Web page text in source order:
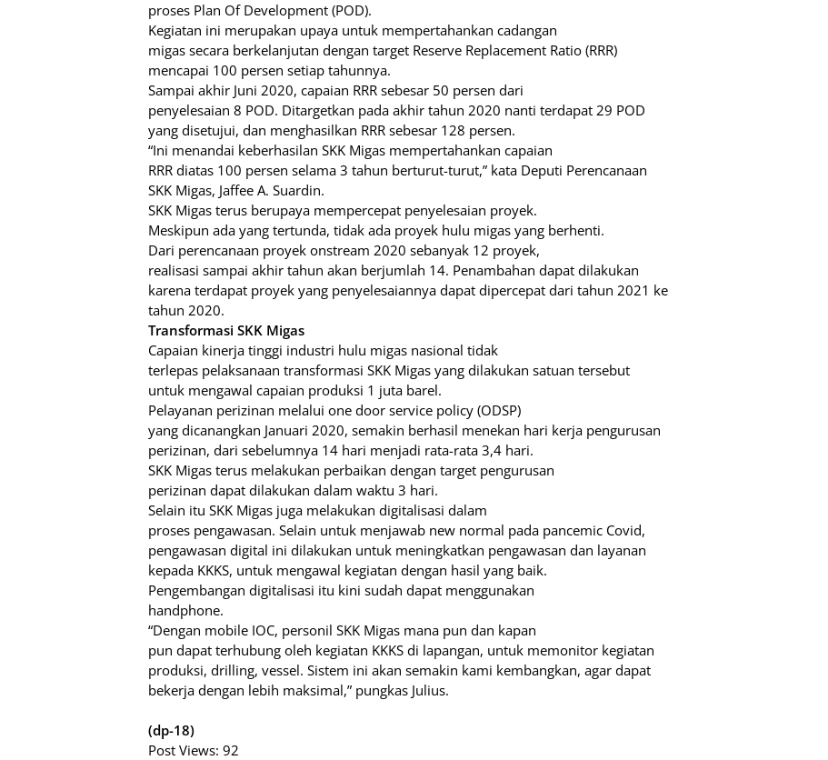
proses Plan Of Development (POD).
Kegiatan ini merupakan upaya untuk mempertahankan cadangan
migas secara berkelanjutan dengan target Reserve Replacement Ratio (RRR)
mencapai 100 persen setiap tahunnya.
Sampai akhir Juni 2020, capaian RRR sebesar 50 persen dari
penyelesaian 8 POD. Ditargetkan pada akhir tahun 2020 nanti terdapat 29 POD
yang disetujui, dan menghasilkan RRR sebesar 128 persen.
“Ini menandai keberhasilan SKK Migas mempertahankan capaian
RRR diatas 100 persen selama 3 tahun berturut-turut,” kata Deputi Perencanaan
SKK Migas, Jaffee A. Suardin.
SKK Migas terus berupaya mempercepat penyelesaian proyek.
Meskipun ada yang tertunda, tidak ada proyek hulu migas yang berhenti.
Dari perencanaan proyek onstream 2020 sebanyak 12 proyek,
realisasi sampai akhir tahun akan berjumlah 14. Penambahan dapat dilakukan
karena terdapat proyek yang penyelesaiannya dapat dipercepat dari tahun 2021 ke
tahun 2020.
Transformasi SKK Migas
Capaian kinerja tinggi industri hulu migas nasional tidak
terlepas pelaksanaan transformasi SKK Migas yang dilakukan satuan tersebut
untuk mengawal capaian produksi 1 juta barel.
Pelayanan perizinan melalui one door service policy (ODSP)
yang dicanangkan Januari 2020, semakin berhasil menekan hari kerja pengurusan
perizinan, dari sebelumnya 14 hari menjadi rata-rata 3,4 hari.
SKK Migas terus melakukan perbaikan dengan target pengurusan
perizinan dapat dilakukan dalam waktu 3 hari.
Selain itu SKK Migas juga melakukan digitalisasi dalam
proses pengawasan. Selain untuk menjawab new normal pada pancemic Covid,
pengawasan digital ini dilakukan untuk meningkatkan pengawasan dan layanan
kepada KKKS, untuk mengawal kegiatan dengan hasil yang baik.
Pengembangan digitalisasi itu kini sudah dapat menggunakan
handphone.
“Dengan mobile IOC, personil SKK Migas mana pun dan kapan
pun dapat terhubung oleh kegiatan KKKS di lapangan, untuk memonitor kegiatan
produksi, drilling, vessel. Sistem ini akan semakin kami kembangkan, agar dapat
bekerja dengan lebih maksimal,” pungkas Julius.
(dp-18)
Post Views: 92